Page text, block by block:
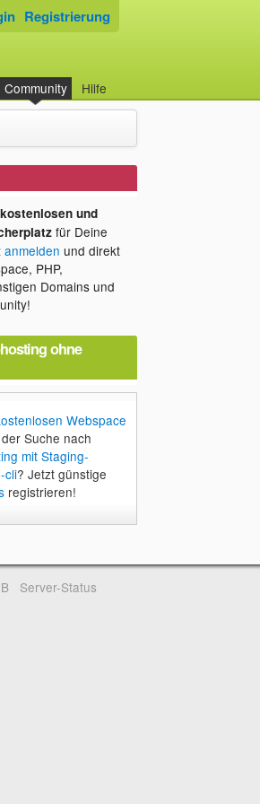
Community Hilfe
Registrierung
kostenlosen und
für Deine
anmelden und direkt
PHP,
Domains und
ohne
Webspace
Suche nach
mit Staging-
cli? Jetzt günstige
registrieren!
Server-Status